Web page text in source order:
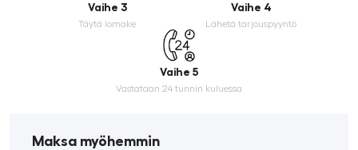
Vaihe 3
Täytä lomake
Vaihe 4
Lähetä tarjouspyyntö
Vaihe 5
Vastataan 24 tunnin kuluessa
Maksa myöhemmin